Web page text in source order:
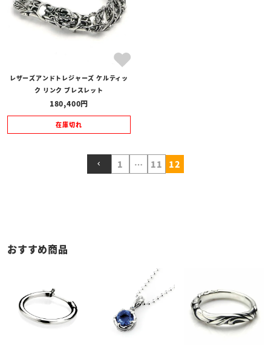
LINEでお問い合わせ
レザーズアンドトレジャーズ ケルティッ
ク リンク ブレスレット
180,400
在庫切れ
1 … 11 12
おすすめ商品